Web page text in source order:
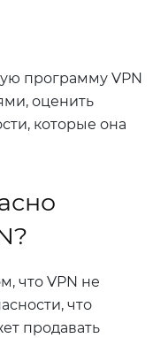
программу VPN
оценить
которые она
что VPN не
что
продавать